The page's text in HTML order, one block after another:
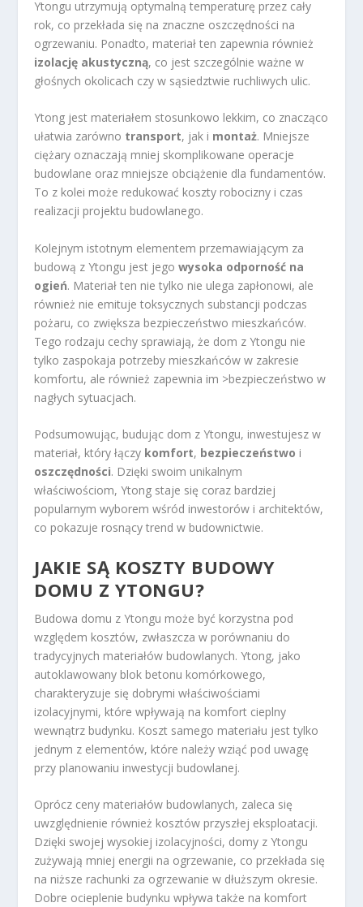
Ytongu utrzymują optymalną temperaturę przez cały
rok, co przekłada się na znaczne oszczędności na
ogrzewaniu. Ponadto, materiał ten zapewnia również
izolację akustyczną, co jest szczególnie ważne w
głośnych okolicach czy w sąsiedztwie ruchliwych ulic.
Ytong jest materiałem stosunkowo lekkim, co znacząco
ułatwia zarówno transport, jak i montaż. Mniejsze
ciężary oznaczają mniej skomplikowane operacje
budowlane oraz mniejsze obciążenie dla fundamentów.
To z kolei może redukować koszty robocizny i czas
realizacji projektu budowlanego.
Kolejnym istotnym elementem przemawiającym za
budową z Ytongu jest jegowysoka odporność na
ogień. Materiał ten nie tylko nie ulega zapłonowi, ale
również nie emituje toksycznych substancji podczas
pożaru, co zwiększa bezpieczeństwo mieszkańców.
Tego rodzaju cechy sprawiają, że dom z Ytongu nie
tylko zaspokaja potrzeby mieszkańców w zakresie
komfortu, ale również zapewnia im >bezpieczeństwo w
nagłych sytuacjach.
Podsumowując, budując dom z Ytongu, inwestujesz w
materiał, który łączy komfort, bezpieczeństwo i
oszczędności. Dzięki swoim unikalnym
właściwościom, Ytong staje się coraz bardziej
popularnym wyborem wśród inwestorów i architektów,
co pokazuje rosnący trend w budownictwie.
JAKIE SĄ KOSZTY BUDOWY
DOMU Z YTONGU?
Budowa domu z Ytongu może być korzystna pod
względem kosztów, zwłaszcza w porównaniu do
tradycyjnych materiałów budowlanych. Ytong, jako
autoklawowany blok betonu komórkowego,
charakteryzuje się dobrymi właściwościami
izolacyjnymi, które wpływają na komfort cieplny
wewnątrz budynku. Koszt samego materiału jest tylko
jednym z elementów, które należy wziąć pod uwagę
przy planowaniu inwestycji budowlanej.
Oprócz ceny materiałów budowlanych, zaleca się
uwzględnienie również kosztów przyszłej eksploatacji.
Dzięki swojej wysokiej izolacyjności, domy z Ytongu
zużywają mniej energii na ogrzewanie, co przekłada się
na niższe rachunki za ogrzewanie w dłuższym okresie.
Dobre ocieplenie budynku wpływa także na komfort